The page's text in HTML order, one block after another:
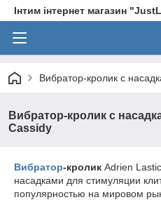
Інтим інтернет магазин
Вибратор-кролик с
Вибратор-кролик с
Cassidy
Вибратор-кролик Adrien
насадками для стимуляции
популярностью на мировом